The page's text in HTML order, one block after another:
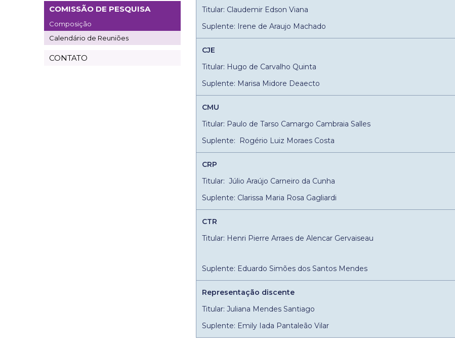
COMISSÃO DE PESQUISA
Composição
Calendário de Reuniões
CONTATO
Titular: Claudemir Edson Viana
Suplente: Irene de Araujo Machado
CJE
Titular: Hugo de Carvalho Quinta
Suplente: Marisa Midore Deaecto
CMU
Titular: Paulo de Tarso Camargo Cambraia Salles
Suplente: Rogério Luiz Moraes Costa
CRP
Titular: Júlio Araújo Carneiro da Cunha
Suplente: Clarissa Maria Rosa Gagliardi
CTR
Titular: Henri Pierre Arraes de Alencar Gervaiseau
Suplente: Eduardo Simões dos Santos Mendes
Representação discente
Titular: Juliana Mendes Santiago
Suplente: Emily Iada Pantaleão Vilar